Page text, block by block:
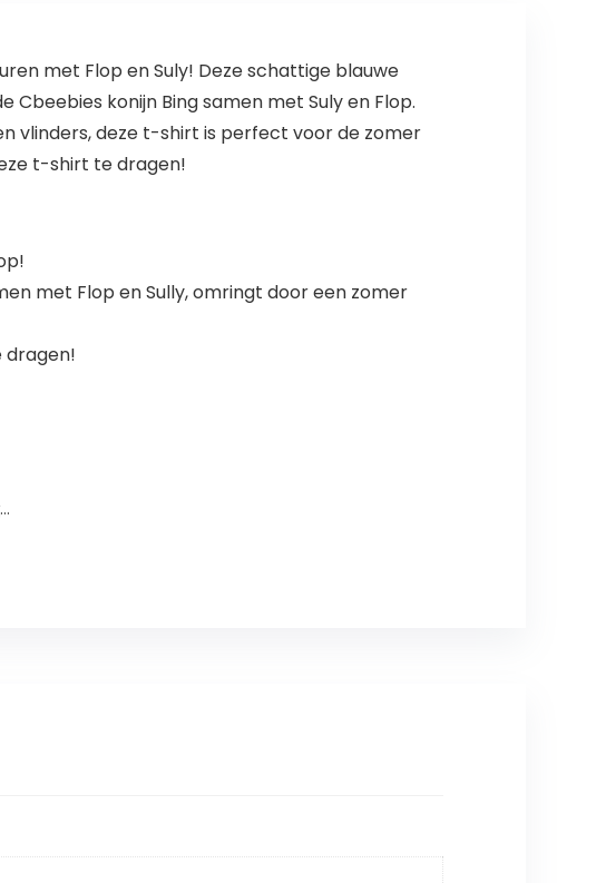
met Flop en Suly! Deze schattige blauwe
konijn Bing samen met Suly en Flop.
vlinders, deze t-shirt is perfect voor de zomer
t-shirt te dragen!
met Flop en Sully, omringt door een zomer
dragen!